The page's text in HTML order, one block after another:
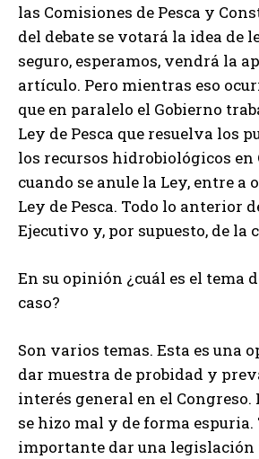
las Comisiones de Pesca y
del debate se votará la idea de
seguro, esperamos, vendrá la
artículo. Pero mientras eso
que en paralelo el Gobierno
Ley de Pesca que resuelva los
los recursos hidrobiológicos en
cuando se anule la Ley, entre a
Ley de Pesca. Todo lo anterior
Ejecutivo y, por supuesto, de la
En su opinión ¿cuál es el tema
caso?
Son varios temas. Esta es una
dar muestra de probidad y
interés general en el Congreso.
se hizo mal y de forma espuria.
importante dar una legislación